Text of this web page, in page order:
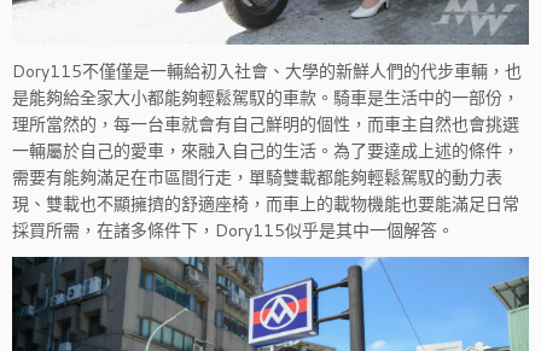
Dory115不僅僅是一輛給初入社會、大學的新鮮人們的代步車輛，也
是能夠給全家大小都能夠輕鬆駕馭的車款。騎車是生活中的一部份，
理所當然的，每一台車就會有自己鮮明的個性，而車主自然也會挑選
一輛屬於自己的愛車，來融入自己的生活。為了要達成上述的條件，
需要有能夠滿足在市區間行走，單騎雙載都能夠輕鬆駕馭的動力表
現、雙載也不顯擁擠的舒適座椅，而車上的載物機能也要能滿足日常
採買所需，在諸多條件下，Dory115似乎是其中一個解答。